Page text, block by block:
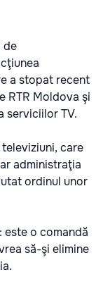
de
a stopat recent
RTR Moldova şi
serviciilor TV.
care
administraţia
ordinul unor
este o comandă
să-şi elimine